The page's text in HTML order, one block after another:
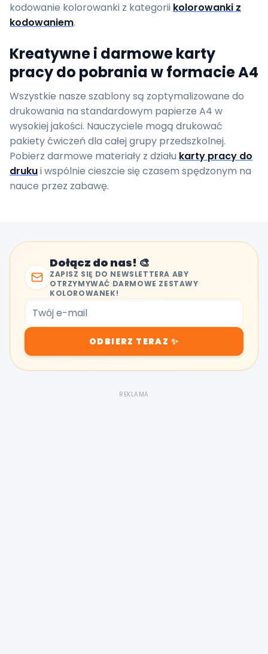
kodowanie kolorowanki z kategorii kolorowanki z
kodowaniem.
Kreatywne i darmowe karty
pracy do pobrania w formacie A4
Wszystkie nasze szablony są zoptymalizowane do
drukowania na standardowym papierze A4 w
wysokiej jakości. Nauczyciele mogą drukować
pakiety ćwiczeń dla całej grupy przedszkolnej.
Pobierz darmowe materiały z działu karty pracy do
drukui wspólnie cieszcie się czasem spędzonym na
nauce przez zabawę.
Dołącz do nas! 🎨
ZAPISZ SIĘ DO NEWSLETTERA ABY
OTRZYMYWAĆ DARMOWE ZESTAWY
KOLOROWANEK!
ODBIERZ TERAZ ✨
REKLAMA